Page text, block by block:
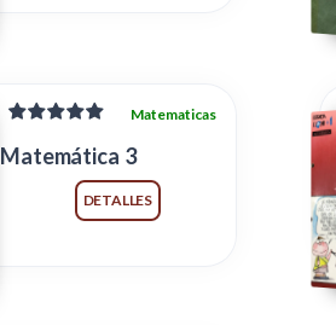
Matematicas
Matemática 3
DETALLES